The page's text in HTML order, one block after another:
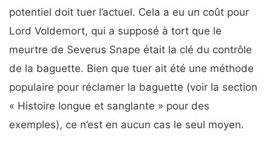
potentiel doit tuer l’actuel. Cela a eu un coût pour
Lord Voldemort, qui a supposé à tort que le
meurtre de Severus Snape était la clé du contrôle
de la baguette. Bien que tuer ait été une méthode
populaire pour réclamer la baguette (voir la section
« Histoire longue et sanglante » pour des
exemples), ce n’est en aucun cas le seul moyen.